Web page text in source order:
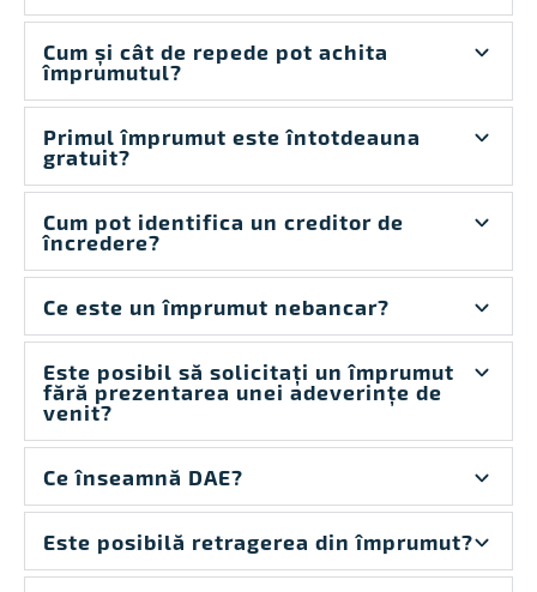
Cum și cât de repede pot achita
împrumutul?
Primul împrumut este întotdeauna
gratuit?
Cum pot identifica un creditor de
încredere?
Ce este un împrumut nebancar?
Este posibil să solicitați un împrumut
fără prezentarea unei adeverințe de
venit?
Ce înseamnă DAE?
Este posibilă retragerea din împrumut?